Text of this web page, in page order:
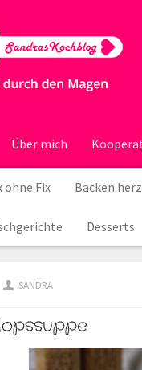
Über mich
ohne Fix Backen
Desserts
SANDRA